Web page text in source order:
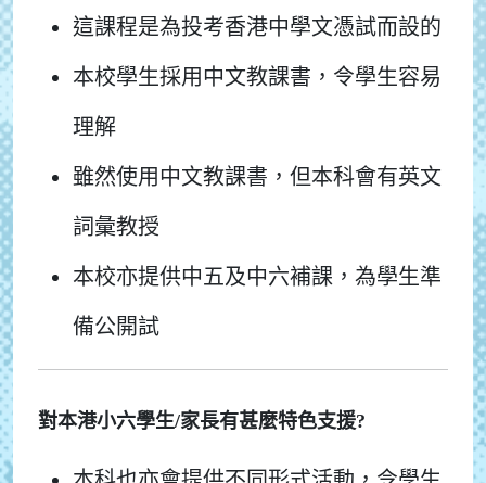
這課程是為投考香港中學文憑試而設的
本校學生採用中文教課書，令學生容易
理解
雖然使用中文教課書，但本科會有英文
詞彙教授
本校亦提供中五及中六補課，為學生準
備公開試
對本港小六學生/家長有甚麼特色支援?